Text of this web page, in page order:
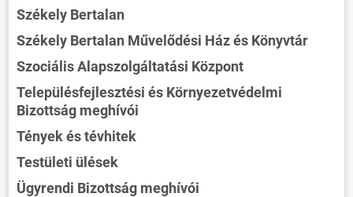
Székely Bertalan
Székely Bertalan Művelődési Ház és Könyvtár
Szociális Alapszolgáltatási Központ
Településfejlesztési és Környezetvédelmi
Bizottság meghívói
Tények és tévhitek
Testületi ülések
Ügyrendi Bizottság meghívói